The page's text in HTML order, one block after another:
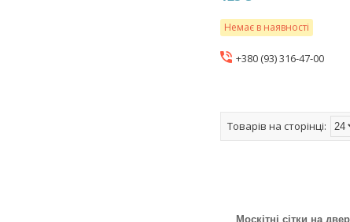
Немає в наявності
+380 (93) 316-47-00
Москітні сітки на